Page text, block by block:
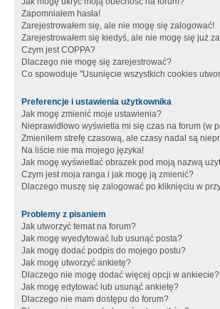
Zapomniałem hasła!
Zarejestrowałem się, ale nie mogę się zalogować!
Zarejestrowałem się kiedyś, ale nie mogę się już
Czym jest COPPA?
Dlaczego nie mogę się zarejestrować?
Co spowoduje "Usunięcie wszystkich cookies
Preferencje i ustawienia użytkownika
Jak mogę zmienić moje ustawienia?
Nieprawidłowo wyświetla mi się czas na forum (w
Zmieniłem strefę czasową, ale czasy nadal są
Na liście nie ma mojego języka!
Jak mogę wyświetlać obrazek pod moją nazwą
Czym jest moja ranga i jak mogę ją zmienić?
Dlaczego muszę się zalogować po kliknięciu w
Problemy z pisaniem
Jak utworzyć temat na forum?
Jak mogę wyedytować lub usunąć posta?
Jak mogę dodać podpis do mojego postu?
Jak mogę utworzyć ankietę?
Dlaczego nie mogę dodać więcej opcji w ankiecie?
Jak mogę edytować lub usunąć ankietę?
Dlaczego nie mam dostępu do forum?